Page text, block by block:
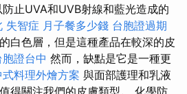
止UVA和UVB射線和藍光造成的
失智症 月子餐多少錢 台胞證過期
白色層，但是這種產品在較深的皮
胞證台中 然而，缺點是它是一種更
式料理外燴方案 與面部護理和乳液
得關注我們的皮膚類型。 化學防